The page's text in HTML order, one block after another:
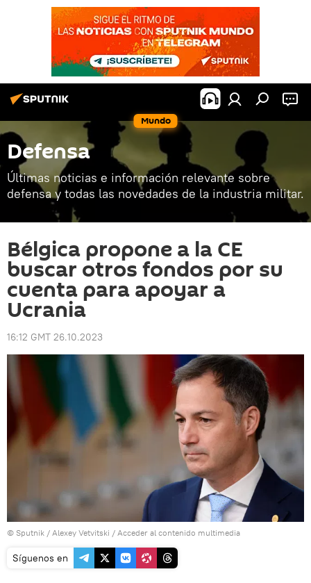
Mundo
Defensa
Últimas noticias e información relevante sobre
defensa y todas las novedades de la industria militar.
Bélgica propone a la CE
buscar otros fondos por su
cuenta para apoyar a
Ucrania
16:12 GMT 26.10.2023
© Sputnik / Alexey Vetvitski / Acceder al contenido multimedia
Síguenos en